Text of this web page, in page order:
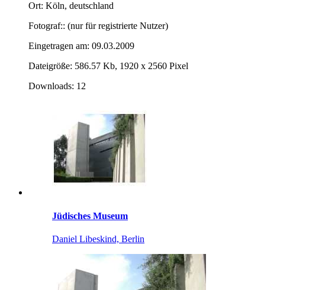
Ort: Köln, deutschland
Fotograf:: (nur für registrierte Nutzer)
Eingetragen am: 09.03.2009
Dateigröße: 586.57 Kb, 1920 x 2560 Pixel
Downloads: 12
Jüdisches Museum
Daniel Libeskind, Berlin